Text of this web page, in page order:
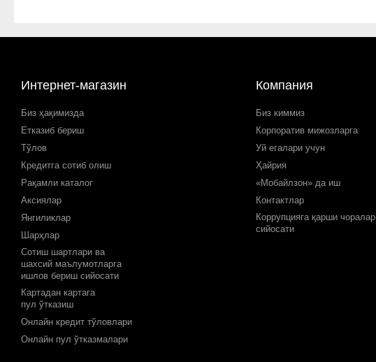
Интернет-магазин
Биз ҳақимизда
Етказиб бериш
Тўлов
Кредитга сотиб олиш
Рақамли каталог
Аксиялар
Янгиликлар
Шарҳлар
Сотиш шартлари ва
шахсий маълумотларга
ишлов бериш сийосати
Картадан картага
пул ўтказиш
Онлайн кредит тўловлари
Онлайн пул ўтказмалари
Компания
Биз киммиз
Корпоратив мижозларга
Уй егалари учун
Ҳайрия
«Мобайлзон» да иш
Контактлар
Коррупцияга қарши чоралар
сийосати